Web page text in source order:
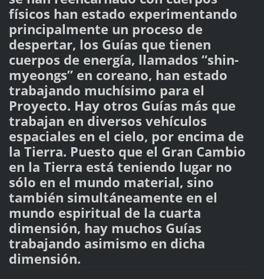
físicos han estado experimentando
principalmente un proceso de
despertar, los Guías que tienen
cuerpos de energía, llamados “shin-
myeongs” en coreano, han estado
trabajando muchísimo para el
Proyecto. Hay otros Guías más que
trabajan en diversos vehículos
espaciales en el cielo, por encima de
la Tierra. Puesto que el Gran Cambio
en la Tierra está teniendo lugar no
sólo en el mundo material, sino
también simultáneamente en el
mundo espiritual de la cuarta
dimensión, hay muchos Guías
trabajando asimismo en dicha
dimensión.